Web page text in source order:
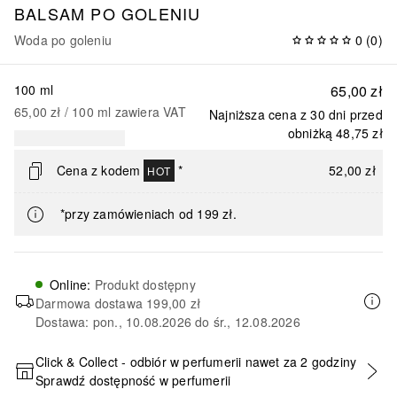
BALSAM PO GOLENIU
Woda po goleniu 0 (0)
65,00 zł
Najniższa cena z 30 dni przed
obniżką 48,75 zł
100 ml
65,00 zł / 100 ml zawiera VAT
Cena z kodem HOT * 52,00 zł
*przy zamówieniach od 199 zł.
Online: Produkt dostępny
Darmowa dostawa 199,00 zł
Dostawa: pon., 10.08.2026 do śr., 12.08.2026
DODAJ DO KOSZYKA
Click & Collect - odbiór w perfumerii nawet za 2 godziny
Sprawdź dostępność w perfumerii